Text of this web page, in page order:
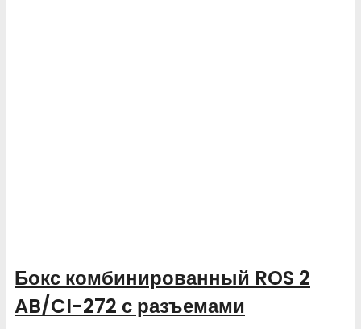
Бокс комбинированный ROS 2
AB/CI-272 с разъемами